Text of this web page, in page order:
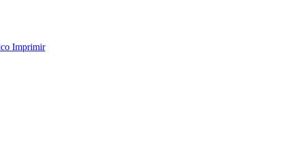
Imprimir